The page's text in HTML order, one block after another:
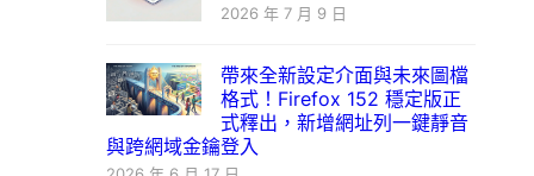
2026 年 7 月 9 日
帶來全新設定介面與未來圖檔
格式！Firefox 152 穩定版正
式釋出，新增網址列一鍵靜音
與跨網域金鑰登入